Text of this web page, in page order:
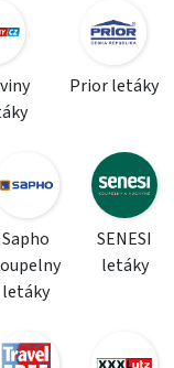
Prior letáky
Sapho
letáky
SENESI
letáky